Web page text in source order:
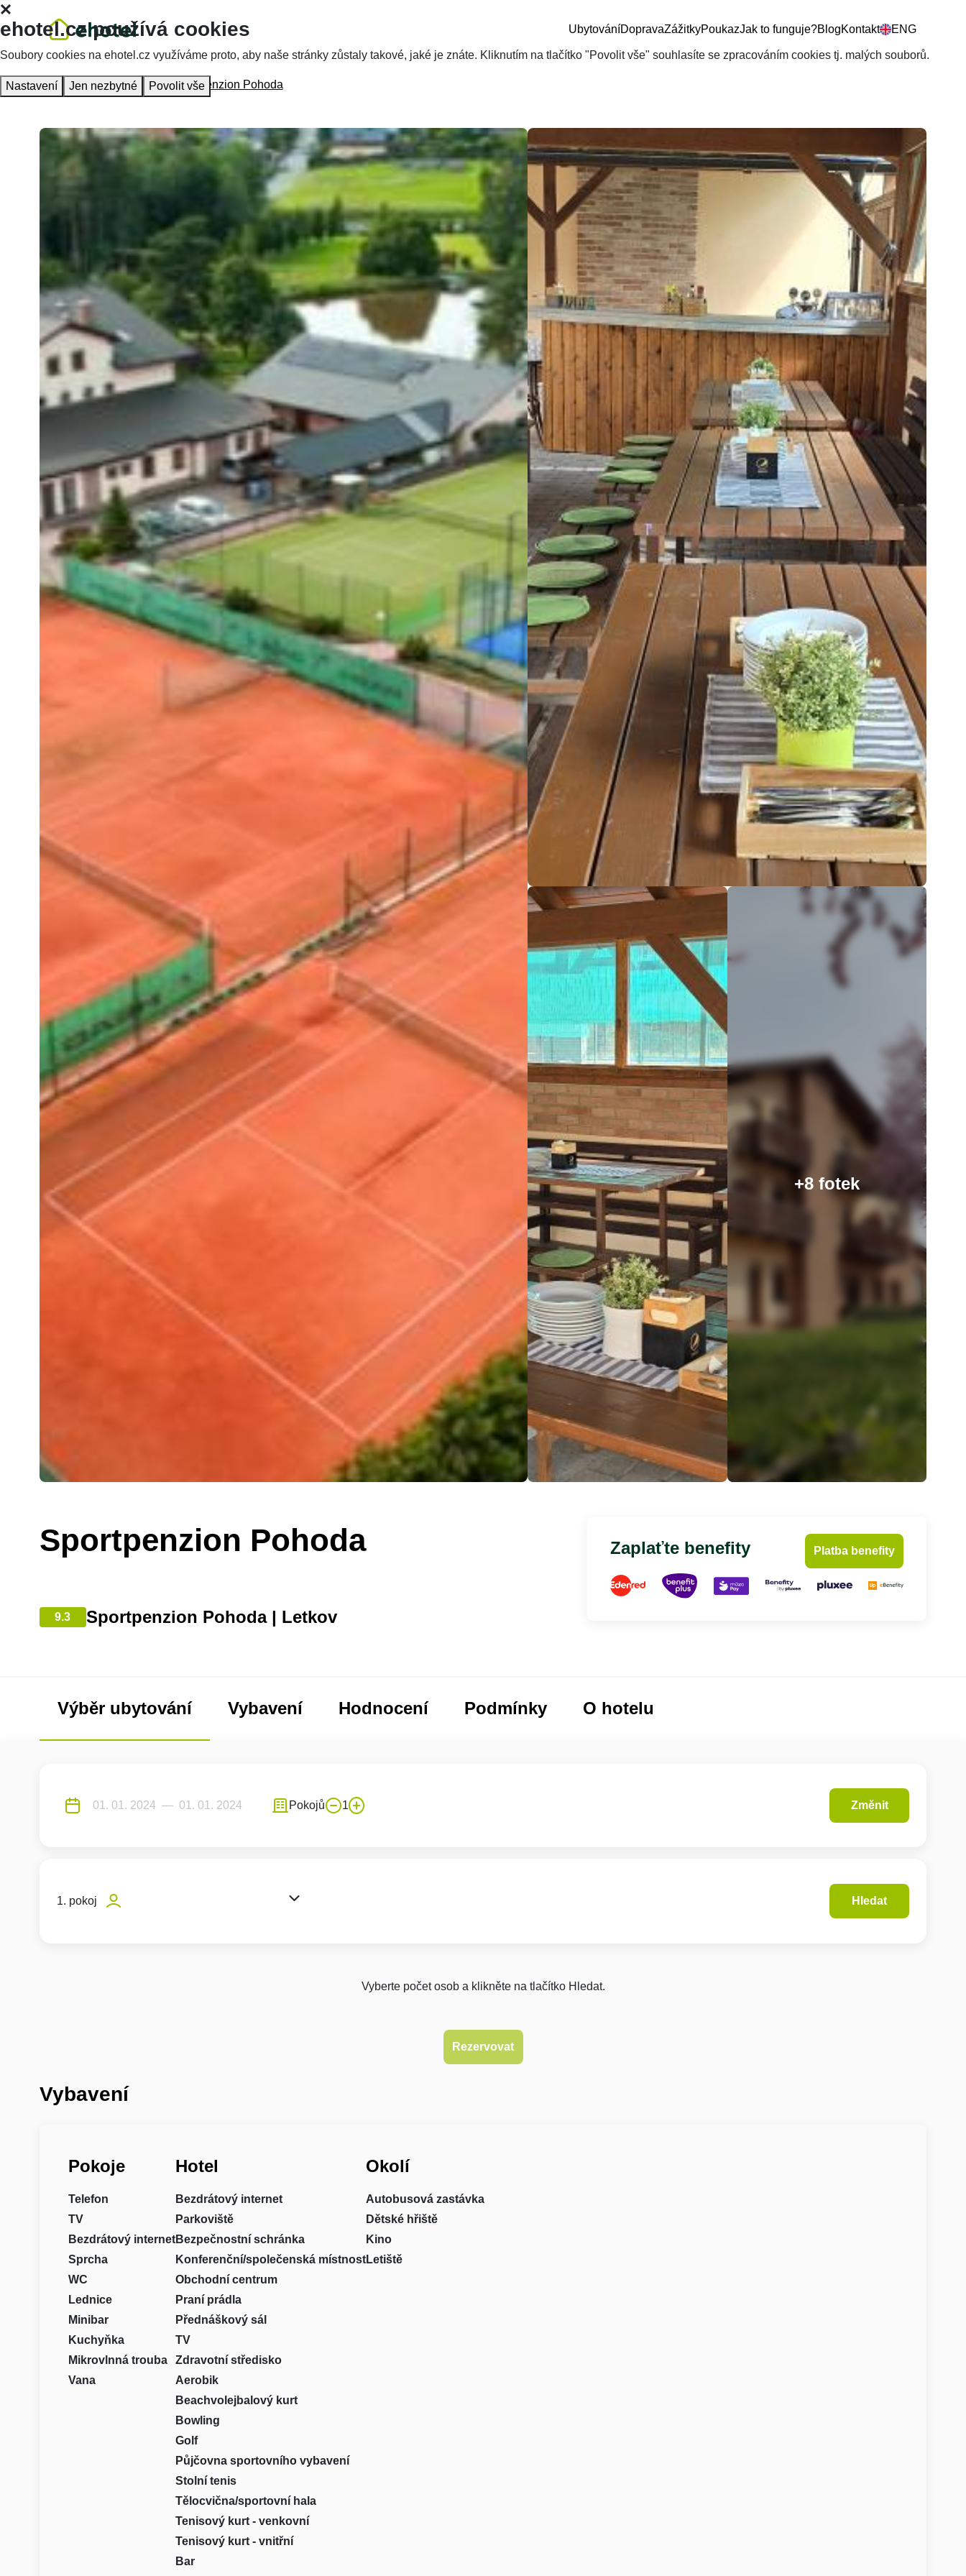
UbytováníDopravaZážitkyPoukazJak to funguje?BlogKontakt ENG
Hlavní stránka Ubytování Sportpenzion Pohoda
+8 fotek
Sportpenzion Pohoda
9.3 Sportpenzion Pohoda | Letkov
Zaplaťte benefity Platba benefity
Výběr ubytování Vybavení Hodnocení Podmínky O hotelu
Pokojů 1 Změnit
1. pokoj Hledat
Vyberte počet osob a klikněte na tlačítko Hledat.
Vybavení
Pokoje
Telefon
TV
Bezdrátový internet
Sprcha
WC
Lednice
Minibar
Kuchyňka
Mikrovlnná trouba
Vana
Hotel
Bezdrátový internet
Parkoviště
Bezpečnostní schránka
Konferenční/společenská místnost
Obchodní centrum
Praní prádla
Přednáškový sál
TV
Zdravotní středisko
Aerobik
Beachvolejbalový kurt
Bowling
Golf
Půjčovna sportovního vybavení
Stolní tenis
Tělocvična/sportovní hala
Tenisový kurt - venkovní
Tenisový kurt - vnitřní
Bar
Okolí
Autobusová zastávka
Dětské hřiště
Kino
Letiště
ehotel.cz používá cookies
Soubory cookies na ehotel.cz využíváme proto, aby naše stránky zůstaly takové, jaké je znáte. Kliknutím na tlačítko "Povolit vše" souhlasíte se zpracováním cookies tj. malých souborů.
Nastavení Jen nezbytné Povolit vše